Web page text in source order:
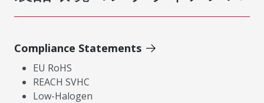
Compliance Statements
EU RoHS
REACH SVHC
Low-Halogen